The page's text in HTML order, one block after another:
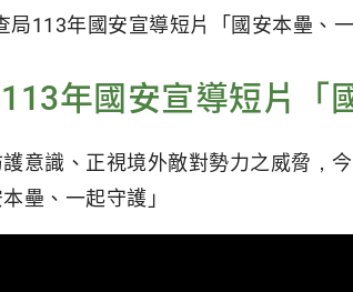
局113年國安宣導短片「國安本壘、一
年國安宣導短片「
意識、正視境外敵對勢力之威脅，
壘、一起守護」